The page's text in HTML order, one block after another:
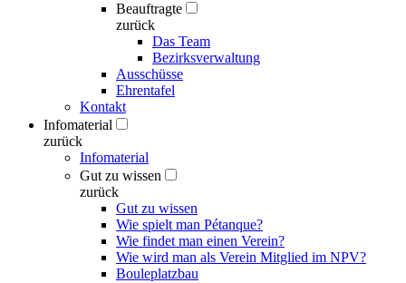
Beauftragte
zurück
Das Team
Bezirksverwaltung
Ausschüsse
Ehrentafel
Kontakt
Infomaterial
zurück
Infomaterial
Gut zu wissen
zurück
Gut zu wissen
Wie spielt man Pétanque?
Wie findet man einen Verein?
Wie wird man als Verein Mitglied im NPV?
Bouleplatzbau